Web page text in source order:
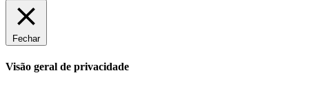
Fechar
Visão geral de privacidade